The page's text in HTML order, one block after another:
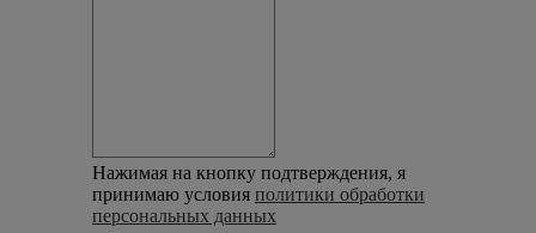
Нажимая на кнопку подтверждения, я
принимаю условия политики обработки
персональных данных